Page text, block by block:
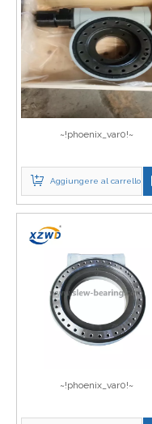
~!phoenix_var0!~
Aggiungere al carrello
~!phoenix_var0!~